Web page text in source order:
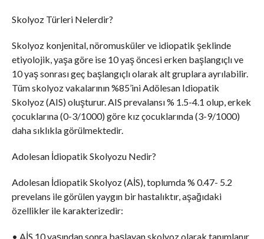
Skolyoz Türleri Nelerdir?
Skolyoz konjenital, nöromusküler ve idiopatik şeklinde
etiyolojik, yaşa göre ise 10 yaş öncesi erken başlangıçlı ve
10 yaş sonrası geç başlangıçlı olarak alt gruplara ayrılabilir.
Tüm skolyoz vakalarının %85’ini Adölesan Idiopatik
Skolyoz (AIS) oluşturur. AIS prevalansı % 1.5-4.1 olup, erkek
çocuklarına (0-3/1000) göre kız çocuklarında (3-9/1000)
daha sıklıkla görülmektedir.
Adolesan İdiopatik Skolyozu Nedir?
Adolesan İdiopatik Skolyoz (AİS), toplumda % 0.47- 5.2
prevelans ile görülen yaygın bir hastalıktır, aşağıdaki
özellikler ile karakterizedir:
• AİS 10 yaşından sonra başlayan skolyoz olarak tanımlanır